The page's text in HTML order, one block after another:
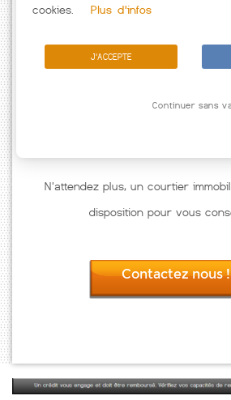
N'attendez plus, un courtier
disposition pour vous
Contactez nous !
cookies.
Plus d'infos
J'ACCEPTE
Continuer sans